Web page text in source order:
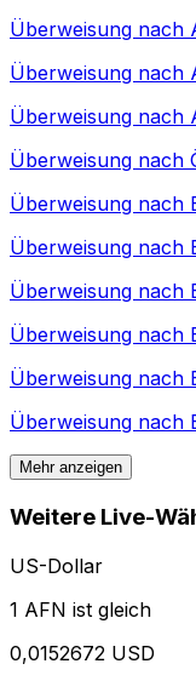
Überweisung nach
Überweisung nach
Überweisung nach
Überweisung nach
Überweisung nach
Überweisung nach
Überweisung nach
Überweisung nach
Überweisung nach
Überweisung nach
Mehr anzeigen
Weitere Live-
US-Dollar
1 AFN ist gleich
0,0152672 USD